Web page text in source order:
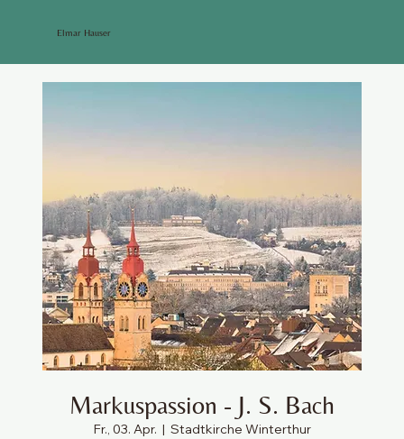
Markuspassion - J. S. Bach
Fr., 03. Apr.
  |
Stadtkirche Winterthur
Elmar Hauser